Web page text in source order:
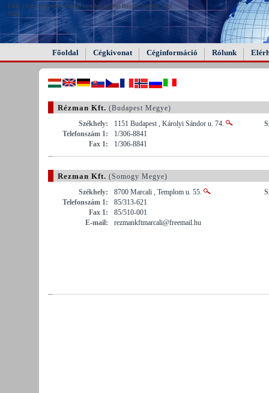
FAIL (the browser should render some flash content, not
this).
Főoldal Cégkivonat Céginformáció Rólunk
Rézman Kft. (Budapest Megye)
Székhely:
1151 Budapest , Károlyi Sándor u. 74.
Telefonszám 1:
1/306-8841
Fax 1:
1/306-8841
Rezman Kft. (Somogy Megye)
Székhely:
8700 Marcali , Templom u. 55.
Telefonszám 1:
85/313-621
Fax 1:
85/510-001
E-mail:
rezmankftmarcali@freemail.hu